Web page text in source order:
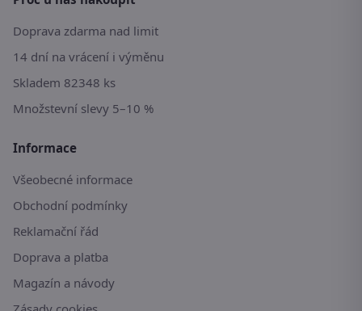
Doprava zdarma nad limit
14 dní na vrácení i výměnu
Skladem 82348 ks
Množstevní slevy 5–10 %
Informace
Všeobecné informace
Obchodní podmínky
Reklamační řád
Doprava a platba
Magazín a návody